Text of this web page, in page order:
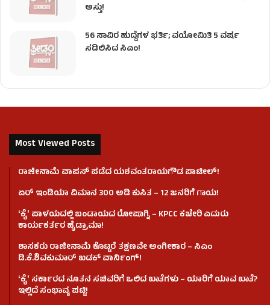
ಅಸ್ತು!
56 ಸಾವಿರ ಹುದ್ದೆಗಳ ಭರ್ತಿ; ವಯೋಮಿತಿ 5 ವರ್ಷ
ಸಡಿಲಿಸಿದ ಸಿಎಂ!
Most Viewed Posts
ರಾಜೀನಾಮೆ ವಾಪಸ್ ಪಡೆದ ಯಶವಂತರಾಯಗೌಡ ಪಾಟೀಲ್‌!
ಏರ್ ಇಂಡಿಯಾ ವಿಮಾನ 300 ಅಡಿ ಕುಸಿತ – 12 ಜನರಿಗೆ ಗಾಯ!
ʻಕೈʼ​ ಪಾಳಯದಲ್ಲಿ ಬಂಡಾಯದ ರೋಷಾಗ್ನಿ – KPCC ಕಚೇರಿ ಎದುರು
ಕಾರ್ಯಕರ್ತರ ಹೈಡ್ರಾಮಾ!
ಶಾಸಕರು ರಾಜೀನಾಮೆ ಕೊಟ್ಟರೆ ತಕ್ಷಣವೇ ಅಂಗೀಕಾರ – ಸಿಎಂ
ಡಿ.ಕೆ.ಶಿವಕುಮಾರ್ ಖಡಕ್ ವಾರ್ನಿಂಗ್!
ʻಕೈʼ ಸರ್ಕಾರದ ನೂತನ ಸಚಿವರಿಗೆ ಒಲಿದ ಖಾತೆಗಳು – ಯಾರಿಗೆ ಯಾವ ಖಾತೆ?
ಇಲ್ಲಿದೆ ಸಂಭಾವ್ಯ ಪಟ್ಟಿ!